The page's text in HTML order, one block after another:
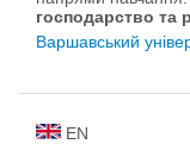
господарство та
Варшавський
EN